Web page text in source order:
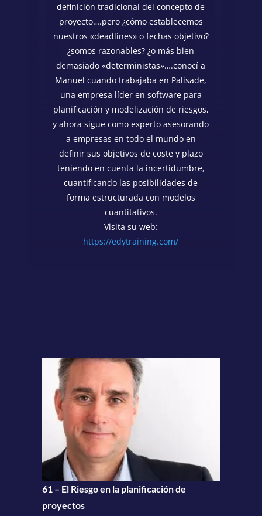
definición tradicional del concepto de
proyecto….pero ¿cómo establecemos
nuestros «deadlines» o fechas objetivo?
¿somos razonables? ¿o más bien
demasiado «deterministas»….conocí a
Manuel cuando trabajaba en Palisade,
una empresa líder en software para
planificación y modelización de riesgos,
y ahora sigue como experto asesorando
a empresas en todo el mundo en
definir sus objetivos de coste y plazo
teniendo en cuenta la incertidumbre,
cuantificando las posibilidades de
forma estructurada con modelos
cuantitativos.
Visita su web:
https://edytraining.com/
61 – El Riesgo en la planificación de
proyectos